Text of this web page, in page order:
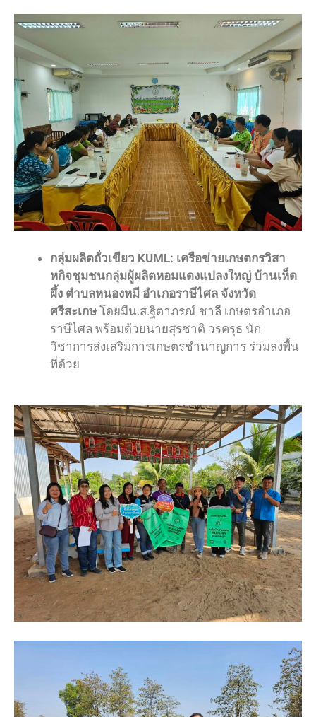
กลุ่มผลิตถั่วเขียว KUML: เครือข่ายเกษตกรวิสา
หกิจชุมชนกลุ่มผู้ผลิตหอมแดงแปลงใหญ่ บ้านเห็ด
ผึ้ง ตำบลหนองหมี อำเภอราษีไศล จังหวัด
ศรีสะเกษ โดยมีน.ส.ฐิตาภรณ์ ชาลี เกษตรอำเภอ
ราษีไศล พร้อมด้วยนายสุรชาติ วรครุธ นัก
วิชาการส่งเสริมการเกษตรชำนาญการ ร่วมลงพื้น
ที่ด้วย